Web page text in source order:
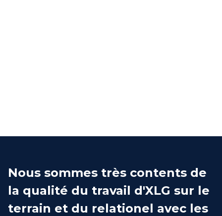
Nous sommes très contents de
la qualité du travail d'XLG sur le
terrain et du relationel avec les